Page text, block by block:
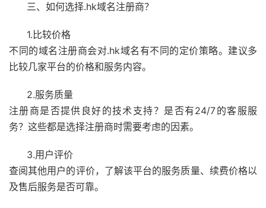
三、如何选择.hk域名注册商？
1.比较价格
不同的域名注册商会对.hk域名有不同的定价策略。建议多
比较几家平台的价格和服务内容。
2.服务质量
注册商是否提供良好的技术支持？是否有24/7的客服服
务？这些都是选择注册商时需要考虑的因素。
3.用户评价
查阅其他用户的评价，了解该平台的服务质量、续费价格以
及售后服务是否可靠。